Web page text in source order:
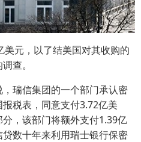
元，以了结美国对其收购的
查。
瑞信集团的一个部门承认密
税表，同意支付3.72亿美
，该部门将额外支付1.39亿
数十年来利用瑞士银行保密